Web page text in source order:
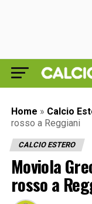
Home » Calcio
rosso a Reggiani
CALCIO ESTERO
Moviola
rosso a